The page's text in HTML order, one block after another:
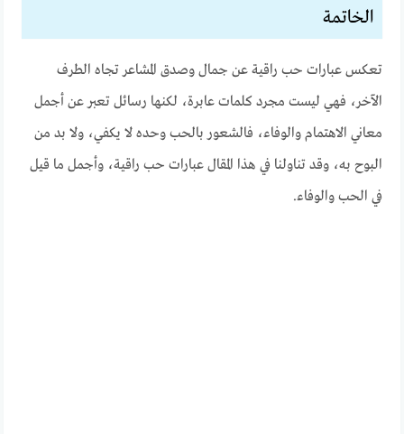
الخاتمة
تعكس عبارات حب راقية عن جمال وصدق المشاعر تجاه الطرف
الآخر، فهي ليست مجرد كلمات عابرة، لكنها رسائل تعبر عن أجمل
معاني الاهتمام والوفاء، فالشعور بالحب وحده لا يكفي، ولا بد من
البوح به، وقد تناولنا في هذا المقال عبارات حب راقية، وأجمل ما قيل
في الحب والوفاء.